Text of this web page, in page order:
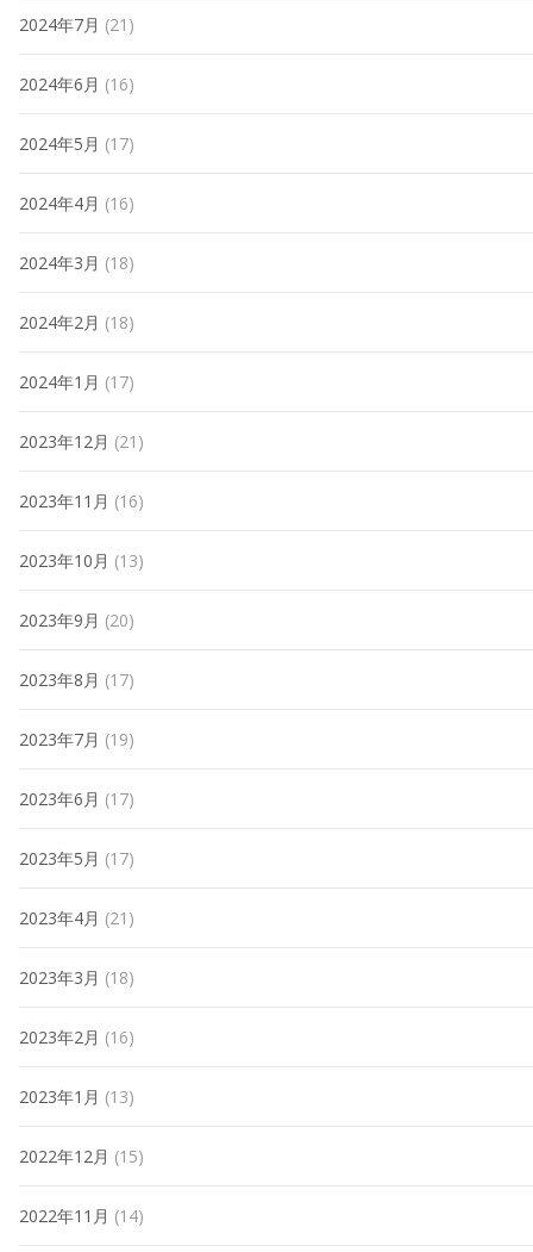
2024年7月 (21)
2024年6月 (16)
2024年5月 (17)
2024年4月 (16)
2024年3月 (18)
2024年2月 (18)
2024年1月 (17)
2023年12月 (21)
2023年11月 (16)
2023年10月 (13)
2023年9月 (20)
2023年8月 (17)
2023年7月 (19)
2023年6月 (17)
2023年5月 (17)
2023年4月 (21)
2023年3月 (18)
2023年2月 (16)
2023年1月 (13)
2022年12月 (15)
2022年11月 (14)